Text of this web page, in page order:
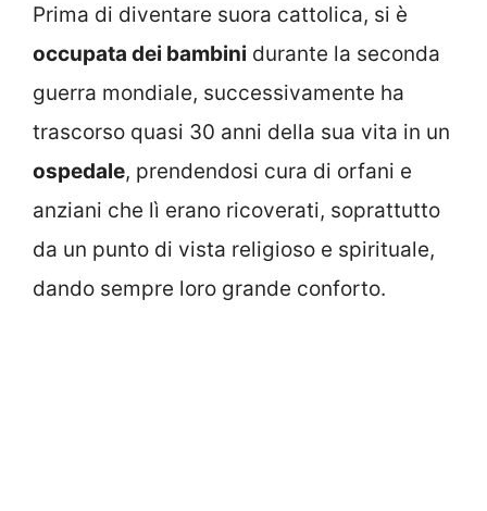
Prima di diventare suora cattolica, si è
occupata dei bambini durante la seconda
guerra mondiale, successivamente ha
trascorso quasi 30 anni della sua vita in un
ospedale, prendendosi cura di orfani e
anziani che lì erano ricoverati, soprattutto
da un punto di vista religioso e spirituale,
dando sempre loro grande conforto.